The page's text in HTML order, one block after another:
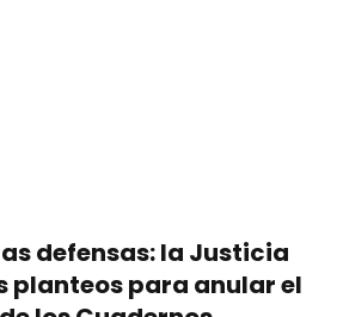
defensas: la Justicia
planteos para anular el